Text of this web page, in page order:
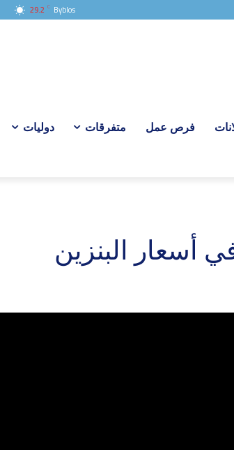
29.2 C Byblos
فرص عمل متفرقات دوليات
أسعار البنزين